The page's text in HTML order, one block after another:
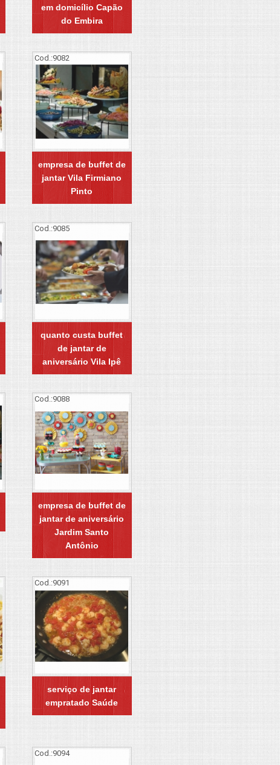
em domicílio Capão
do Embira
Cod.:9082
empresa de buffet de
jantar Vila Firmiano
Pinto
Cod.:9085
quanto custa buffet
de jantar de
aniversário Vila Ipê
Cod.:9088
empresa de buffet de
jantar de aniversário
Jardim Santo
Antônio
Cod.:9091
serviço de jantar
empratado Saúde
Cod.:9094